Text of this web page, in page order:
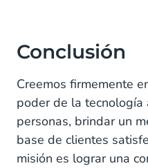
Conclusión
Creemos firmemente
poder de la
personas, brindar un
base de clientes
misión es lograr una